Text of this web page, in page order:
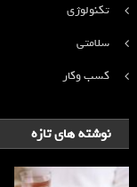
تکنولوژی
سلامتی
کسب وکار
نوشته های تازه